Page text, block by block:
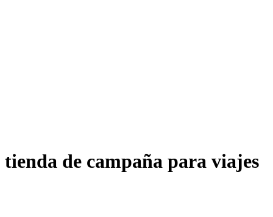
tienda de campaña para viajes